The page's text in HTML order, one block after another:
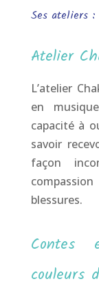
Ses ateliers :
Atelier
L’atelier
en
capacité à
savoir
façon
blessures.
Contes
couleurs